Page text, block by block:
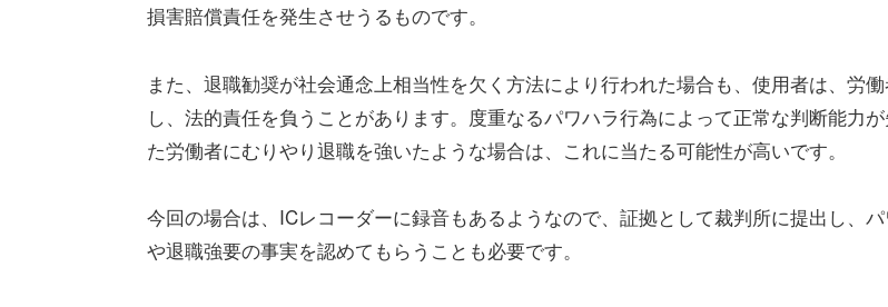
損害賠償責任を発生させうるものです。
また、退職勧奨が社会通念上相当性を欠く方法により行われた場合も、使用者は、労
し、法的責任を負うことがあります。度重なるパワハラ行為によって正常な判断能力
た労働者にむりやり退職を強いたような場合は、これに当たる可能性が高いです。
今回の場合は、ICレコーダーに録音もあるようなので、証拠として裁判所に提出し、パ
や退職強要の事実を認めてもらうことも必要です。